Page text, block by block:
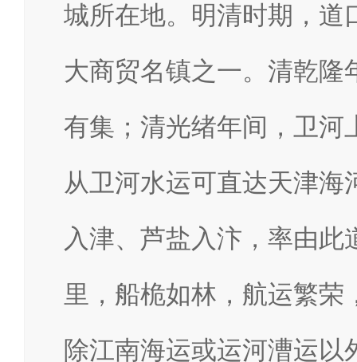
城所在地。明清时期，道
大商贸名镇之一。清乾隆
有集；清光绪年间，卫河
从卫河水运可直达天津海
入津、芦盐入汴，率由此
里，船桅如林，航运繁荣
除江南海运或运河漕运以